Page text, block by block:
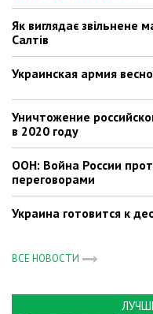
Як виглядає звільнене
Салтів
Украинская армия
Уничтожение
в 2020 году
ООН: Война России
переговорами
Украина готовится к
ВСЕ НОВОСТИ